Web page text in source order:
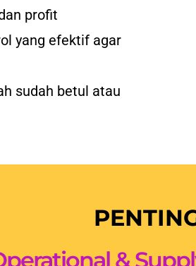
profit
yang efektif agar
sudah betul atau
&